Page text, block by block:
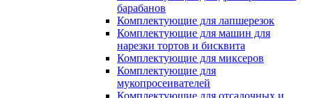
барабанов
Комплектующие для лапшерезок
Комплектующие для машин для
нарезки тортов и бисквита
Комплектующие для миксеров
Комплектующие для
мукопросеивателей
Комплектующие для отсадочных и